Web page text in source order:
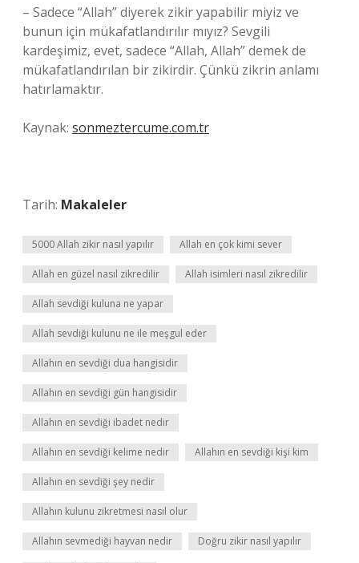
– Sadece “Allah” diyerek zikir yapabilir miyiz ve
bunun için mükafatlandırılır mıyız? Sevgili
kardeşimiz, evet, sadece “Allah, Allah” demek de
mükafatlandırılan bir zikirdir. Çünkü zikrin anlamı
hatırlamaktır.
Kaynak: sonmeztercume.com.tr
Tarih: Makaleler
5000 Allah zikir nasıl yapılır Allah en çok kimi sever
Allah en güzel nasıl zikredilir Allah isimleri nasıl zikredilir
Allah sevdiği kuluna ne yapar
Allah sevdiği kulunu ne ile meşgul eder
Allahın en sevdiği dua hangisidir
Allahın en sevdiği gün hangisidir
Allahın en sevdiği ibadet nedir
Allahın en sevdiği kelime nedir Allahın en sevdiği kişi kim
Allahın en sevdiği şey nedir
Allahın kulunu zikretmesi nasıl olur
Allahın sevmediği hayvan nedir Doğru zikir nasıl yapılır